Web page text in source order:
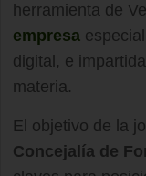
herramienta de
empresa
digital, e
materia.
El objetivo de la
Concejalía de